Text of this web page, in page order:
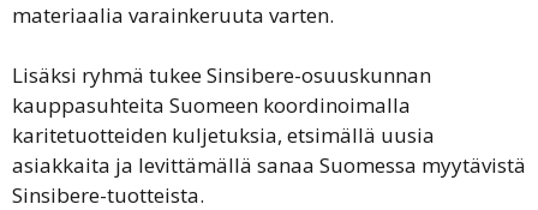
materiaalia varainkeruuta varten.
Lisäksi ryhmä tukee Sinsibere-osuuskunnan
kauppasuhteita Suomeen koordinoimalla
karitetuotteiden kuljetuksia, etsimällä uusia
asiakkaita ja levittämällä sanaa Suomessa myytävistä
Sinsibere-tuotteista.